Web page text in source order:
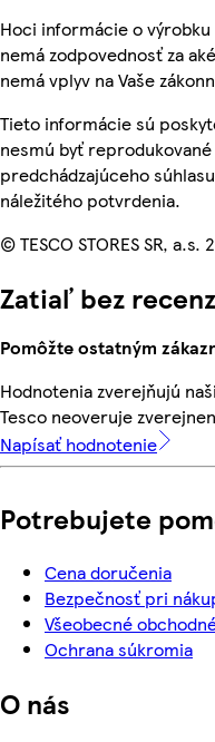
Hoci informácie o
nemá zodpovednosť za
nemá vplyv na Vaše
Tieto informácie sú
nesmú byť
predchádzajúceho
náležitého potvrdenia.
© TESCO STORES SR, a.s.
Zatiaľ bez
Pomôžte ostatným
Hodnotenia zverejňujú
Tesco neoveruje
Napísať hodnotenie
Potrebujete
Cena doručenia
Bezpečnosť pri
Všeobecné
Ochrana súkromia
O nás